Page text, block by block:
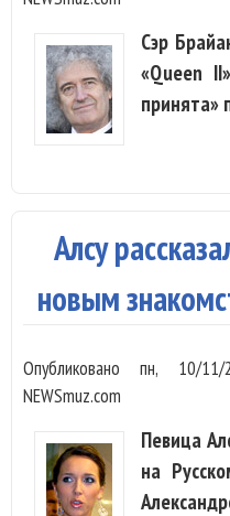
Сэр
«Queen
принята»
Алсу
новым
Опубликованопн, 10/
NEWSmuz.com
Певица
на